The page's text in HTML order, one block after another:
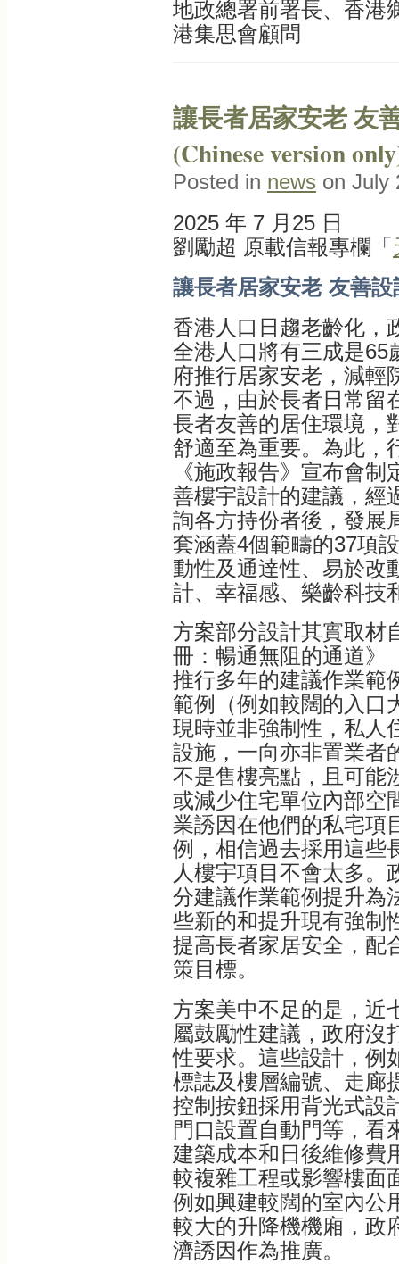
地政總署前署長、香港
港集思會顧問
讓長者居家安老 友
(Chinese version
Posted in news on July
2025 年 7 月25 日
劉勵超 原載信報專欄「
讓長者居家安老 友善設
香港人口日趨老齡化，
全港人口將有三成是65
府推行居家安老，減輕
不過，由於長者日常留
長者友善的居住環境，
舒適至為重要。為此，
《施政報告》宣布會
善樓宇設計的建議，經
詢各方持份者後，發展
套涵蓋4個範疇的37項
動性及通達性、易於改
計、幸福感、樂齡科技
方案部分設計其實取材
冊：暢通無阻的通道》
推行多年的建議作業範
範例（例如較闊的入口
現時並非強制性，私人
設施，一向亦非置業者
不是售樓亮點，且可能
或減少住宅單位內部空
業誘因在他們的私宅項
例，相信過去採用這些
人樓宇項目不會太多。
分建議作業範例提升為
些新的和提升現有強制
提高長者家居安全，配
策目標。
方案美中不足的是，近
屬鼓勵性建議，政府沒
性要求。這些設計，例
標誌及樓層編號、走廊
控制按鈕採用背光式設
門口設置自動門等，看
建築成本和日後維修費
較複雜工程或影響樓面
例如興建較闊的室內公
較大的升降機機廂，政
濟誘因作為推廣。